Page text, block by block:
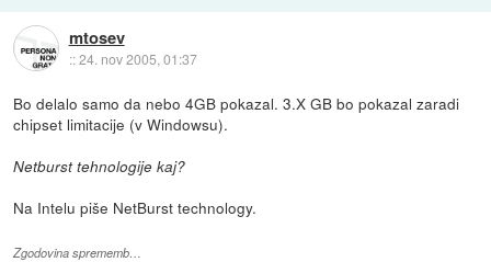
mtosev
::24. nov 2005, 01:37
Bo delalo samo da nebo 4GB pokazal. 3.X GB bo pokazal zaradi
chipset limitacije (v Windowsu).
Netburst tehnologije kaj?
Na Intelu piše NetBurst technology.
Zgodovina sprememb…